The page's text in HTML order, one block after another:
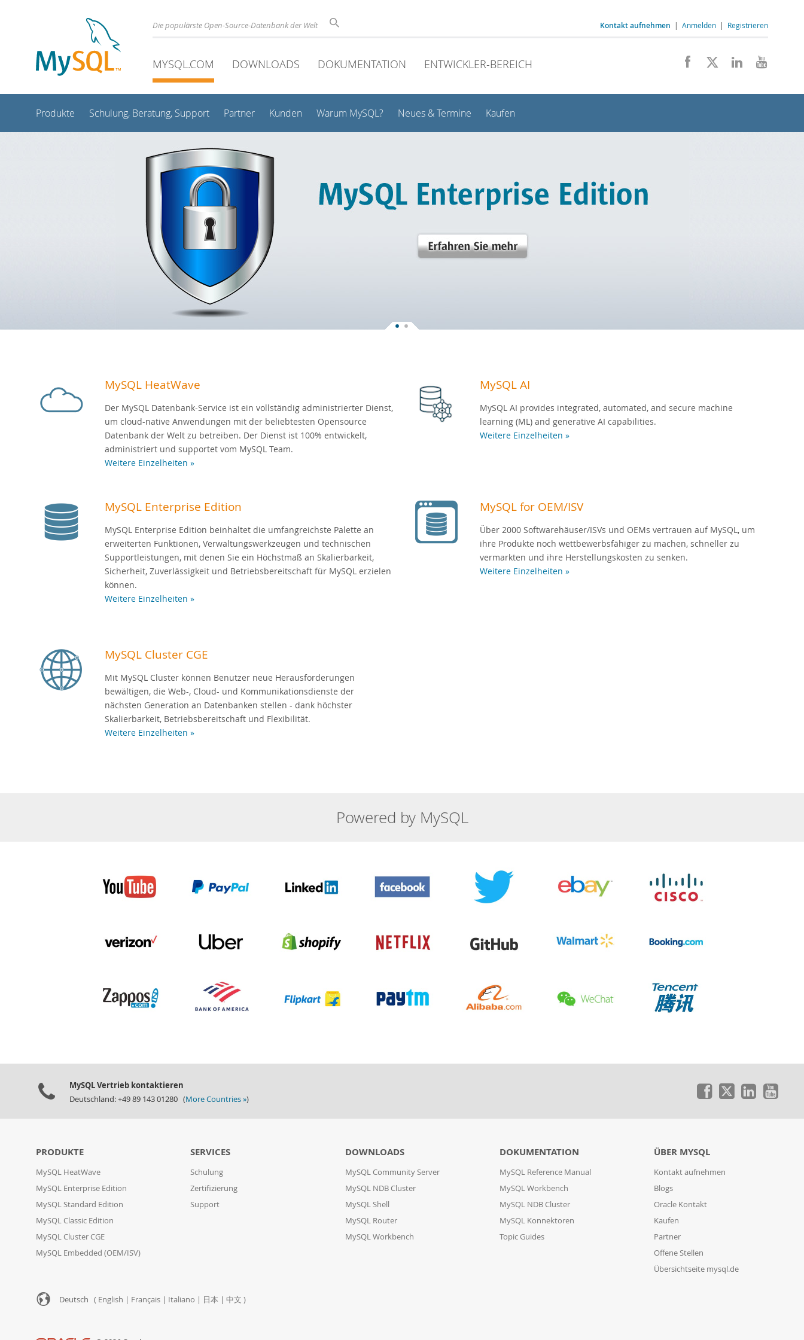
Die populärste Open-Source-Datenbank der Welt Kontakt aufnehmen | Anmelden | Registrieren
MYSQL.COM DOWNLOADS DOKUMENTATION ENTWICKLER-BEREICH
Produkte Schulung, Beratung, Support Partner Kunden Warum MySQL? Neues & Termine Kaufen
MySQL HeatWave
Der MySQL Datenbank-Service ist ein vollständig administrierter Dienst,
um cloud-native Anwendungen mit der beliebtesten Opensource
Datenbank der Welt zu betreiben. Der Dienst ist 100% entwickelt,
administriert und supportet vom MySQL Team.
Weitere Einzelheiten »
MySQL AI
MySQL AI provides integrated, automated, and secure machine
learning (ML) and generative AI capabilities.
Weitere Einzelheiten »
MySQL Enterprise Edition
MySQL Enterprise Edition beinhaltet die umfangreichste Palette an
erweiterten Funktionen, Verwaltungswerkzeugen und technischen
Supportleistungen, mit denen Sie ein Höchstmaß an Skalierbarkeit,
Sicherheit, Zuverlässigkeit und Betriebsbereitschaft für MySQL erzielen
können.
Weitere Einzelheiten »
MySQL for OEM/ISV
Über 2000 Softwarehäuser/ISVs und OEMs vertrauen auf MySQL, um
ihre Produkte noch wettbewerbsfähiger zu machen, schneller zu
vermarkten und ihre Herstellungskosten zu senken.
Weitere Einzelheiten »
MySQL Cluster CGE
Mit MySQL Cluster können Benutzer neue Herausforderungen
bewältigen, die Web-, Cloud- und Kommunikationsdienste der
nächsten Generation an Datenbanken stellen - dank höchster
Skalierbarkeit, Betriebsbereitschaft und Flexibilität.
Weitere Einzelheiten »
Powered by MySQL
MySQL Vertrieb kontaktieren
Deutschland: +49 89 143 01280 (More Countries »)
PRODUKTE
MySQL HeatWave
MySQL Enterprise Edition
MySQL Standard Edition
MySQL Classic Edition
MySQL Cluster CGE
MySQL Embedded (OEM/ISV)
SERVICES
Schulung
Zertifizierung
Support
DOWNLOADS
MySQL Community Server
MySQL NDB Cluster
MySQL Shell
MySQL Router
MySQL Workbench
DOKUMENTATION
MySQL Reference Manual
MySQL Workbench
MySQL NDB Cluster
MySQL Konnektoren
Topic Guides
ÜBER MYSQL
Kontakt aufnehmen
Blogs
Oracle Kontakt
Kaufen
Partner
Offene Stellen
Übersichtseite mysql.de
Deutsch ( English | Français | Italiano | 日本 | 中文 )